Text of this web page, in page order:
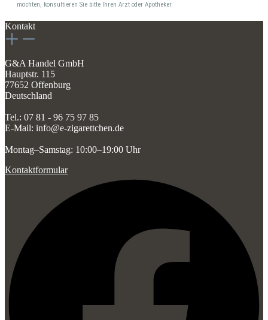
möchten, konsultieren Sie bitte Ihren Arzt oder Apotheker.
Kontakt
G&A Handel GmbH
Hauptstr. 115
77652 Offenburg
Deutschland
Tel.: 07 81 - 96 75 97 85
E-Mail: info@e-zigarettchen.de
Montag–Samstag: 10:00–19:00 Uhr
Kontaktformular